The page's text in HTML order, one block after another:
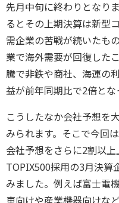
先月中旬に終わりとなり
るとその上期決算は新型
需企業の苦戦が続いたも
業で海外需要が回復した
騰で非鉄や商社、海運の
益が前年同期比で2倍とな
こうしたなか会社予想を
みられます。そこで今回
会社予想をさらに2割以
TOPIX500採用の3月決算
みました。例えば富士電